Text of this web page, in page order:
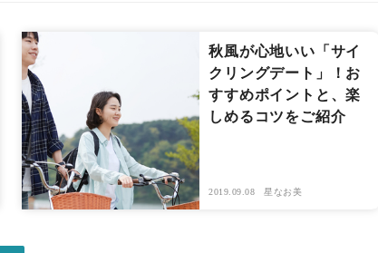
秋風が心地いい「サイ
クリングデート」！お
すすめポイントと、楽
しめるコツをご紹介
2019.09.08 星なお美